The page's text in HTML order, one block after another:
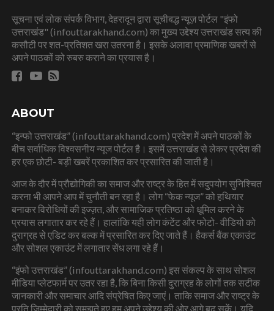
सूचना एवं लोक संपर्क विभाग, देहरादून द्वारा सूचीबद्ध न्यूज़ पोर्टल "इंफो
उत्तराखंड" (infouttarakhand.com) का मुख्य उद्देश्य उत्तराखंड सत्य की
कसौटी पर शत-प्रतिशत खरा उतरना है। इसके अलावा प्रमाणिक खबरों से
अपने पाठकों को रुबरु कराने का प्रयास है।
ABOUT
“इन्फो उत्तराखंड” (infouttarakhand.com) प्रदेश में अपने पाठकों के
बीच सर्वाधिक विश्वसनीय न्यूज पोर्टल है। इसमें उत्तराखंड से लेकर प्रदेश की
हर एक छोटी- बड़ी खबरें प्रकाशित कर प्रसारित की जाती है।
आज के दौर में प्रौद्योगिकी का समाज और राष्ट्र के हित में सदुपयोग सुनिश्चित
करना भी आपने आप में चुनौती बन रहा है। लोग “फेक न्यूज” को हथियार
बनाकर विरोधियों की इज्ज़त, और सामाजिक प्रतिष्ठा को धूमिल करने के
प्रयास लगातार कर रहे हैं। हालांकि यही लोग कंटेंट और फोटो- वीडियो को
दुराग्रह से एडिट कर बल्क में प्रसारित कर दिए जाते हैं। हैकर्स बैंक एकाउंट
और सोशल एकाउंट में लगातार सेंध लगा रहे हैं।
“इंफो उत्तराखंड” (infouttarakhand.com) इस संकल्प के साथ सोशल
मीडिया प्लेटफार्म पर उतर रहा है, कि बिना किसी दुराग्रह के लोगों तक सटीक
जानकारी और समाचार आदि संप्रेषित किए जाएं। ताकि समाज और राष्ट्र के
प्रति जिम्मेदारी को समझते हुए हम अपने उद्देश्य की ओर आगे बढ़ सकें। यदि